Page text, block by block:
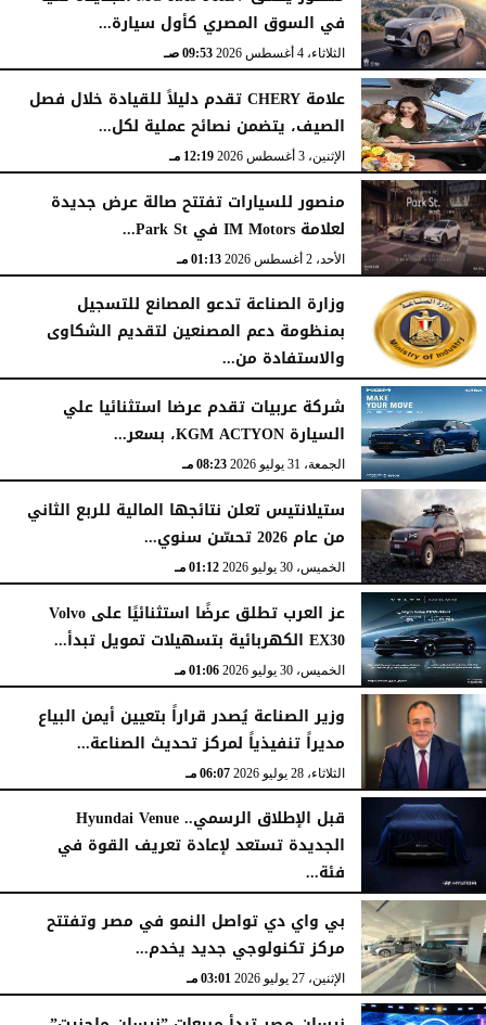
في السوق المصري كأول سيارة...
الثلاثاء، 4 أغسطس 2026 09:53 صـ
علامة CHERY تقدم دليلاً للقيادة خلال فصل
الصيف، يتضمن نصائح عملية لكل...
الإثنين، 3 أغسطس 2026 12:19 مـ
منصور للسيارات تفتتح صالة عرض جديدة
لعلامة IM Motors في Park St...
الأحد، 2 أغسطس 2026 01:13 مـ
وزارة الصناعة تدعو المصانع للتسجيل
بمنظومة دعم المصنعين لتقديم الشكاوى
والاستفادة من...
السبت، 1 أغسطس 2026
شركة عربيات تقدم عرضا استثنائيا علي
السيارة KGM ACTYON، بسعر...
الجمعة، 31 يوليو 2026 08:23 مـ
ستيلانتيس تعلن نتائجها المالية للربع الثاني
من عام 2026 تحسّن سنوي...
الخميس، 30 يوليو 2026 01:12 مـ
عز العرب تطلق عرضًا استثنائيًا على Volvo
EX30 الكهربائية بتسهيلات تمويل تبدأ...
الخميس، 30 يوليو 2026 01:06 مـ
وزير الصناعة يُصدر قراراً بتعيين أيمن البياع
مديراً تنفيذياً لمركز تحديث الصناعة...
الثلاثاء، 28 يوليو 2026 06:07 مـ
قبل الإطلاق الرسمي.. Hyundai Venue
الجديدة تستعد لإعادة تعريف القوة في
فئة...
الثلاثاء، 28 يوليو 2026 12:28 مـ
بي واي دي تواصل النمو في مصر وتفتتح
مركز تكنولوجي جديد يخدم...
الإثنين، 27 يوليو 2026 03:01 مـ